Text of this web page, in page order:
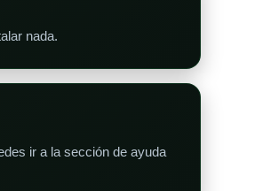
nada.
ir a la sección de ayuda